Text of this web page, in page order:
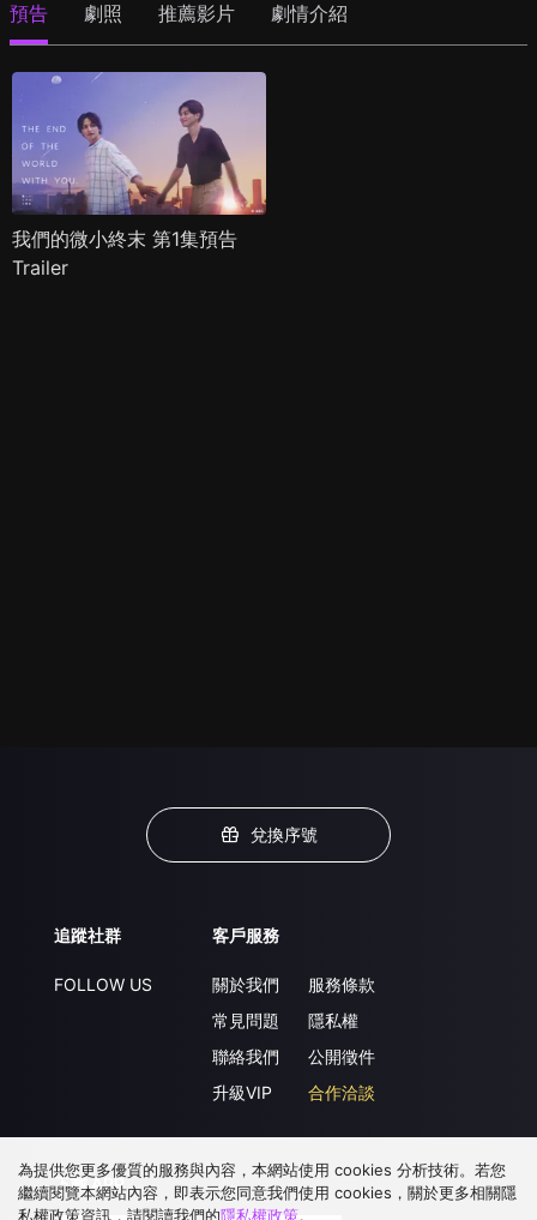
預告 劇照 推薦影片 劇情介紹
我們的微小終末 第1集預告
Trailer
兌換序號
追蹤社群
FOLLOW US
客戶服務
關於我們
常見問題
聯絡我們
升級VIP
服務條款
隱私權
公開徵件
合作洽談
下載 APP
為提供您更多優質的服務與內容，本網站使用 cookies 分析技術。若您
繼續閱覽本網站內容，即表示您同意我們使用 cookies，關於更多相關隱
私權政策資訊，請閱讀我們的隱私權政策。